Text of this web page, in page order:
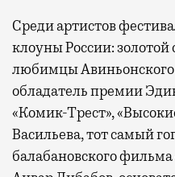
Среди артистов
клоуны России: золотой
любимцы Авиньонского
обладатель премии
«Комик-Трест»,
Васильева, тот самый
балабановского